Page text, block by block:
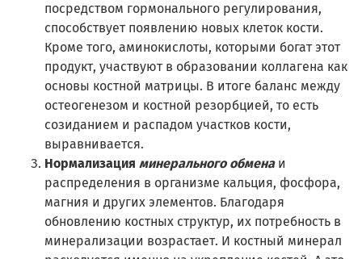
посредством гормонального регулирования,
способствует появлению новых клеток кости.
Кроме того, аминокислоты, которыми богат этот
продукт, участвуют в образовании коллагена как
основы костной матрицы. В итоге баланс между
остеогенезом и костной резорбцией, то есть
созиданием и распадом участков кости,
выравнивается.
Нормализация минерального обменаи
распределения в организме кальция, фосфора,
магния и других элементов. Благодаря
обновлению костных структур, их потребность в
минерализации возрастает. И костный минерал